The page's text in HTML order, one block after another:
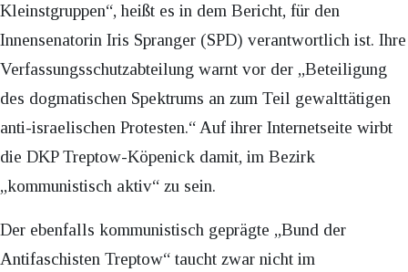
Kleinstgruppen“, heißt es in dem Bericht, für den
Innensenatorin Iris Spranger (SPD) verantwortlich ist. Ihre
Verfassungsschutzabteilung warnt vor der „Beteiligung
des dogmatischen Spektrums an zum Teil gewalttätigen
anti-israelischen Protesten.“ Auf ihrer Internetseite wirbt
die DKP Treptow-Köpenick damit, im Bezirk
„kommunistisch aktiv“ zu sein.
Der ebenfalls kommunistisch geprägte „Bund der
Antifaschisten Treptow“ taucht zwar nicht im